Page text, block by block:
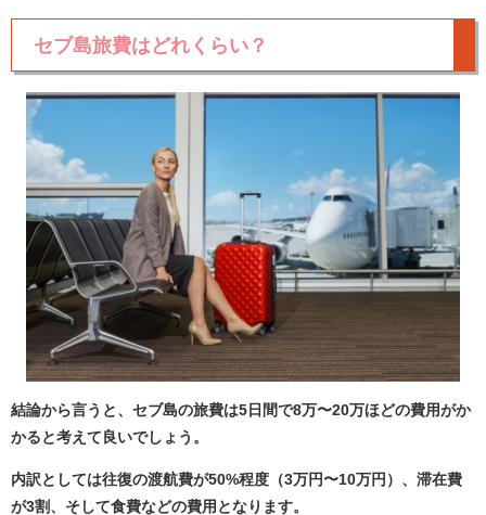
セブ島旅費はどれくらい？
結論から言うと、セブ島の旅費は5日間で8万〜20万ほどの費用がか
かると考えて良いでしょう。
内訳としては往復の渡航費が50%程度（3万円〜10万円）、滞在費
が3割、そして食費などの費用となります。